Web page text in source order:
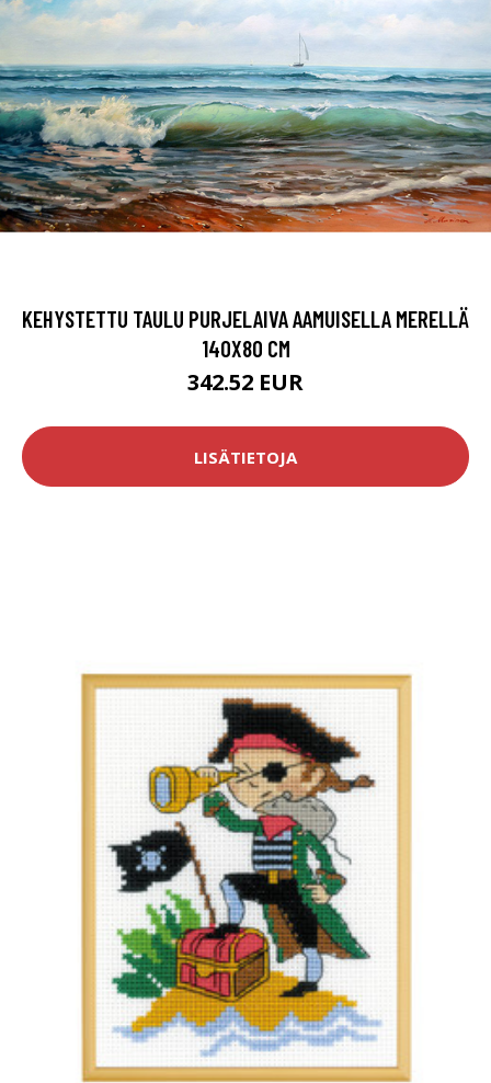
KEHYSTETTU TAULU PURJELAIVA AAMUISELLA MERELLÄ
140X80 CM
342.52 EUR
LISÄTIETOJA